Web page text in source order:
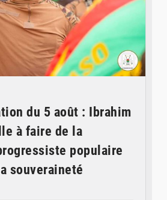
du 5 août : Ibrahim
à faire de la
populaire
souveraineté